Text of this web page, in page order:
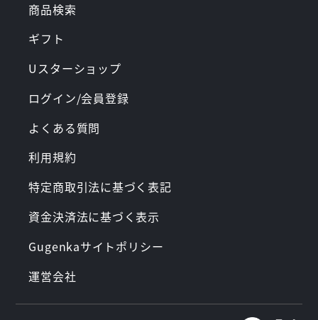
商品検索
ギフト
Uスターショップ
ログイン/会員登録
よくある質問
利用規約
特定商取引法に基づく表記
資金決済法に基づく表示
Gugenkaサイトポリシー
運営会社